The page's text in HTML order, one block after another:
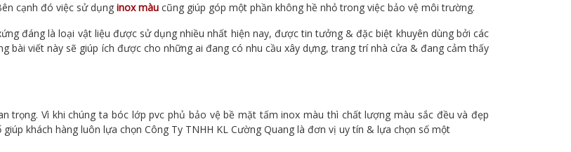
cạnh đó việc sử dụng inox màu cũng giúp góp một phần không hề nhỏ trong việc bảo vệ môi trường.
đáng là loại vật liệu được sử dụng nhiều nhất hiện nay, được tin tưởng & đặc biệt khuyên dùng bởi các
bài viết này sẽ giúp ích được cho những ai đang có nhu cầu xây dựng, trang trí nhà cửa & đang cảm thấy
trọng. Vì khi chúng ta bóc lớp pvc phủ bảo vệ bề mặt tấm inox màu thì chất lượng màu sắc đều và đẹp
khách hàng luôn lựa chọn Công Ty TNHH KL Cường Quang là đơn vị uy tín & lựa chọn số một